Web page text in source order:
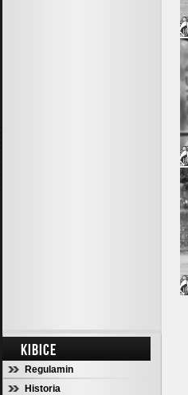
KIBICE
Regulamin
Historia